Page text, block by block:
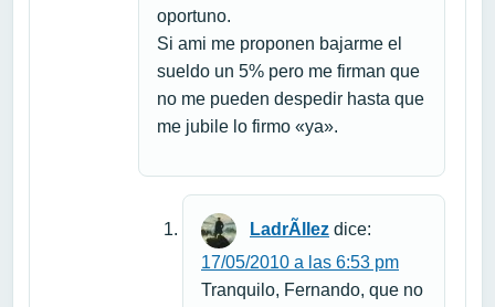
oportuno.
Si ami me proponen bajarme el
sueldo un 5% pero me firman que
no me pueden despedir hasta que
me jubile lo firmo «ya».
LadrÃ­llez dice:
17/05/2010 a las 6:53 pm
Tranquilo, Fernando, que no